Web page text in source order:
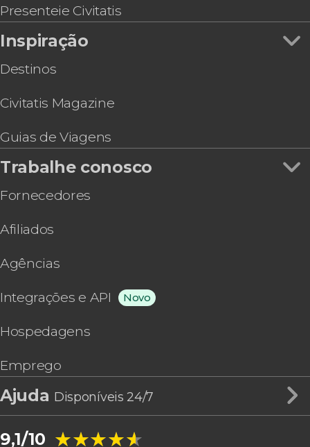
Hard Rock Cafe Nova York
Ingresso do Museu Intrepid
Presenteie Civitatis
Inspiração
Destinos
Civitatis Magazine
Guias de Viagens
Trabalhe conosco
Fornecedores
Afiliados
Agências
Integrações e API Novo
Hospedagens
Emprego
Ajuda Disponíveis 24/7
9,1/10 ★★★★★
★★★★★